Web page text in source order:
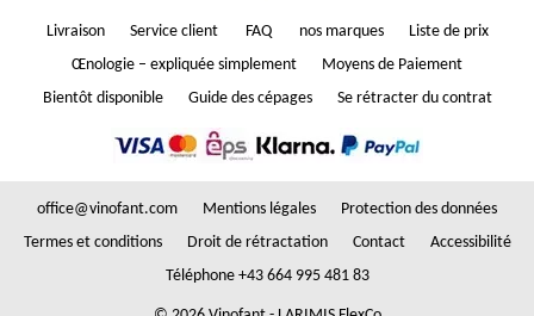
Livraison Service client FAQ nos marques
Liste de prix
Œnologie – expliquée simplement
Moyens de Paiement
Bientôt disponible
Guide des cépages Se rétracter du contrat
office@vinofant.com Mentions légales
Protection des données
Termes et conditions
Droit de rétractation Contact
Accessibilité
Téléphone +43 664 995 481 83